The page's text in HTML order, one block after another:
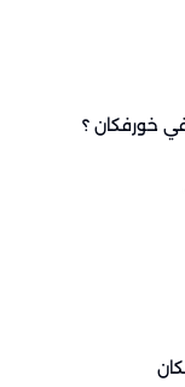
خورفكان ؟